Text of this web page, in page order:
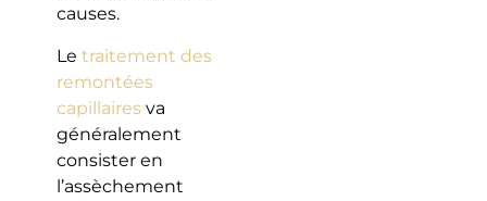
causes.
Le traitement des
remontées
capillairesva
généralement
consister en
l’assèchement